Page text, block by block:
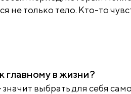
не только тело. Кто-то
главному в жизни?
выбрать для себя